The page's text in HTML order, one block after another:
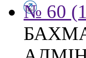
№ 60